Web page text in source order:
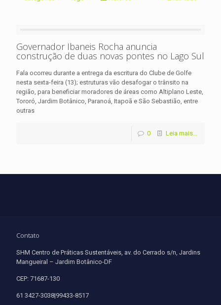
Governador Ibaneis Rocha anuncia
construção de duas novas pontes no Lago Sul
Fala ocorreu durante a entrega da escritura do Clube de Golfe
nesta sexta-feira (13); estruturas vão desafogar o trânsito na
região, para beneficiar moradores de áreas como Altiplano Leste,
Tororó, Jardim Botânico, Paranoá, Itapoã e São Sebastião, entre
outras
0 Leia mais...
Contato
SHM Centro de Práticas Sustentáveis, av. do Cerrado s/n, Jardins
Mangueiral – Jardim Botânico-DF
CEP: 71687-130
61 3427-3038|99433-8517